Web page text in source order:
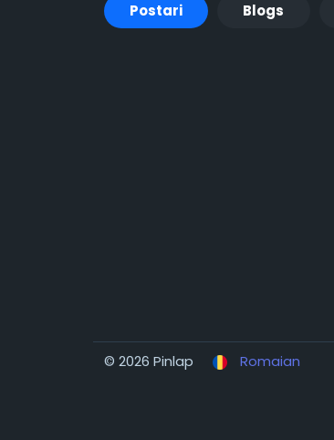
Postari Blogs
© 2026 Pinlap Romaian